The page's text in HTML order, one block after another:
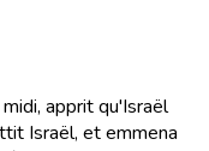
apprit qu'Israël
Israël, et emmena